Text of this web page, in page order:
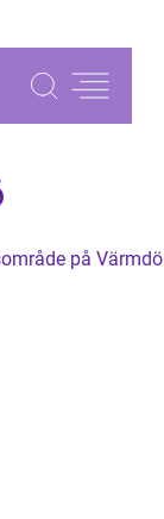
på Värmdö